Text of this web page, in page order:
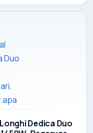
Dedica Duo